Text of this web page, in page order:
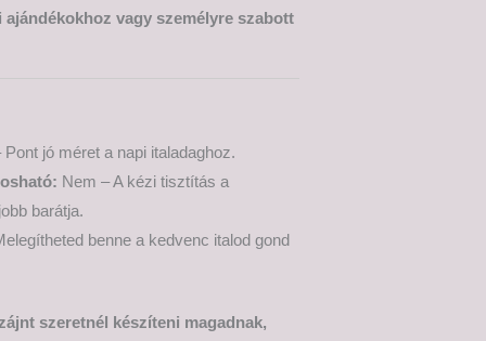
ajándékokhoz vagy személyre szabott
jó méret a napi italadaghoz.
Nem – A kézi tisztítás a
barátja.
benne a kedvenc italod gond
szeretnél készíteni magadnak,